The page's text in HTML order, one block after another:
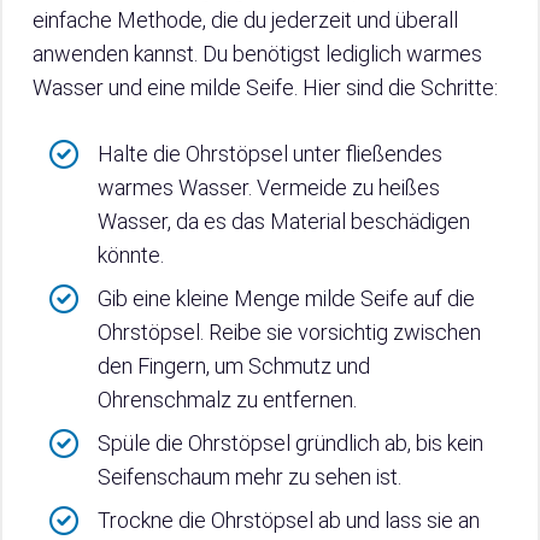
einfache Methode, die du jederzeit und überall
anwenden kannst. Du benötigst lediglich warmes
Wasser und eine milde Seife. Hier sind die Schritte:
Halte die Ohrstöpsel unter fließendes
warmes Wasser. Vermeide zu heißes
Wasser, da es das Material beschädigen
könnte.
Gib eine kleine Menge milde Seife auf die
Ohrstöpsel. Reibe sie vorsichtig zwischen
den Fingern, um Schmutz und
Ohrenschmalz zu entfernen.
Spüle die Ohrstöpsel gründlich ab, bis kein
Seifenschaum mehr zu sehen ist.
Trockne die Ohrstöpsel ab und lass sie an